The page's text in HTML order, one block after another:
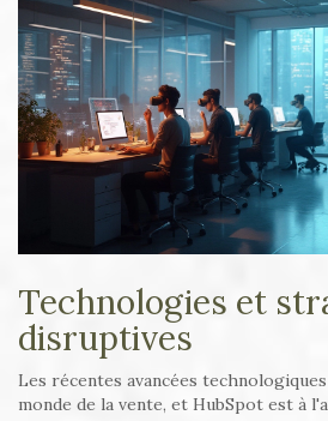
Technologies et
disruptives
Les récentes avancées
monde de la vente, et HubSpot est à